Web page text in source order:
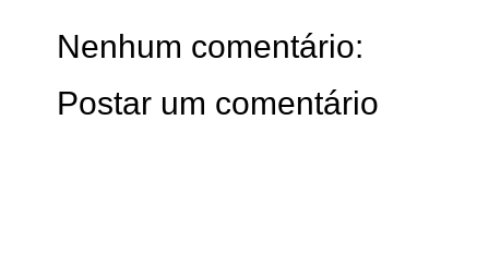
Nenhum comentário:
Postar um comentário